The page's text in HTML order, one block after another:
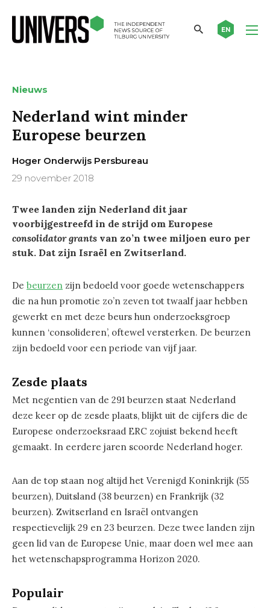
EN
Nieuws
Nederland wint minder
Europese beurzen
Hoger Onderwijs Persbureau
29 november 2018
Twee landen zijn Nederland dit jaar
voorbijgestreefd in de strijd om Europese
consolidator grants van zo’n twee miljoen euro per
stuk. Dat zijn Israël en Zwitserland.
De beurzen zijn bedoeld voor goede wetenschappers
die na hun promotie zo’n zeven tot twaalf jaar hebben
gewerkt en met deze beurs hun onderzoeksgroep
kunnen ‘consolideren’, oftewel versterken. De beurzen
zijn bedoeld voor een periode van vijf jaar.
Zesde plaats
Met negentien van de 291 beurzen staat Nederland
deze keer op de zesde plaats, blijkt uit de cijfers die de
Europese onderzoeksraad ERC zojuist bekend heeft
gemaakt. In eerdere jaren scoorde Nederland hoger.
Aan de top staan nog altijd het Verenigd Koninkrijk (55
beurzen), Duitsland (38 beurzen) en Frankrijk (32
beurzen). Zwitserland en Israël ontvangen
respectievelijk 29 en 23 beurzen. Deze twee landen zijn
geen lid van de Europese Unie, maar doen wel mee aan
het wetenschapsprogramma Horizon 2020.
Populair